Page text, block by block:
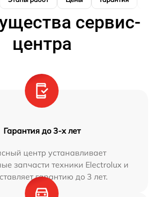
сервис-
центра
Гарантия до 3-х лет
центр устанавливает
запчасти техники Electrolux и
гарантию до 3 лет.